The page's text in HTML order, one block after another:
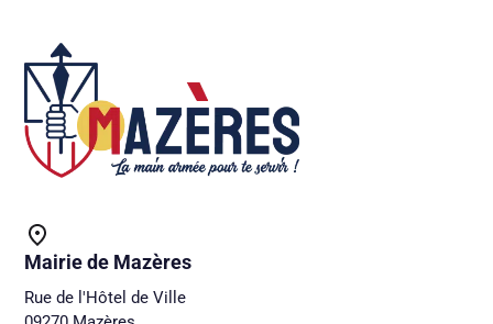
Mairie de Mazères
Rue de l'Hôtel de Ville